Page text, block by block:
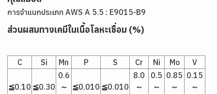
การจำแนกประเภท AWS A 5.5 : E9015-B9
ส่วนผสมทางเคมีในเนื้อโลหะเชื่อม (%)
C Si Mn P S Cr Ni Mo V
≦0.10 ≦0.30
0.6
～ ≦0.010 ≦0.010
8.0
～
0.5
～
0.85
～
0.15
～